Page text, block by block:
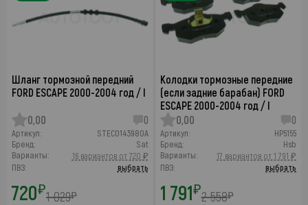
Шланг тормозной передний
FORD ESCAPE 2000-2004 год / I
0,00 0
Артикул:
STEC0143980A
Бренд:
Sat
Варианты:
16 вариантов от 720 ₽
ПВЗ:
выбрать
720₽1 029₽
Колодки тормозные передние
(если задние барабан) FORD
ESCAPE 2000-2004 год / I
0,00
0
Артикул:
HP5155
Бренд:
Hsb
Варианты:
17 вариантов от 1 791 ₽
ПВЗ:
выбрать
1 791₽2 558₽